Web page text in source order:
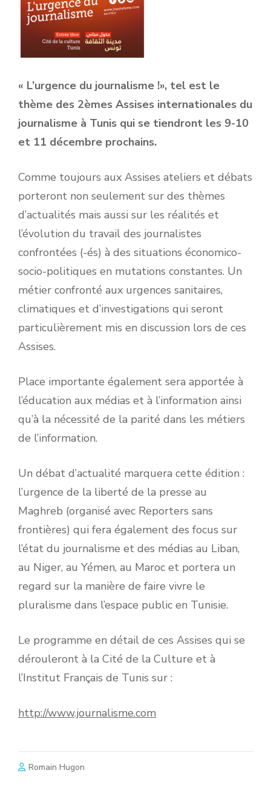
« L’urgence du journalisme !», tel est le
thème des 2èmes Assises internationales du
journalisme à Tunis qui se tiendront les 9-10
et 11 décembre prochains.
Comme toujours aux Assises ateliers et débats
porteront non seulement sur des thèmes
d’actualités mais aussi sur les réalités et
l’évolution du travail des journalistes
confrontées (-és) à des situations économico-
socio-politiques en mutations constantes. Un
métier confronté aux urgences sanitaires,
climatiques et d’investigations qui seront
particulièrement mis en discussion lors de ces
Assises.
Place importante également sera apportée à
l’éducation aux médias et à l’information ainsi
qu’à la nécessité de la parité dans les métiers
de l’information.
Un débat d’actualité marquera cette édition :
l’urgence de la liberté de la presse au
Maghreb (organisé avec Reporters sans
frontières) qui fera également des focus sur
l’état du journalisme et des médias au Liban,
au Niger, au Yémen, au Maroc et portera un
regard sur la manière de faire vivre le
pluralisme dans l’espace public en Tunisie.
Le programme en détail de ces Assises qui se
dérouleront à la Cité de la Culture et à
l’Institut Français de Tunis sur :
http://www.journalisme.com
Romain Hugon